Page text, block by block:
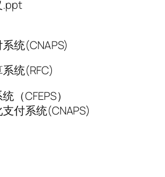
.ppt
统(CNAPS)
统(RFC)
（CFEPS）
付系统(CNAPS)